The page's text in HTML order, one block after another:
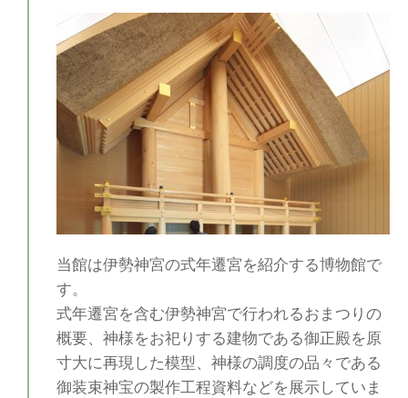
当館は伊勢神宮の式年遷宮を紹介する博物館で
す。
式年遷宮を含む伊勢神宮で行われるおまつりの
概要、神様をお祀りする建物である御正殿を原
寸大に再現した模型、神様の調度の品々である
御装束神宝の製作工程資料などを展示していま